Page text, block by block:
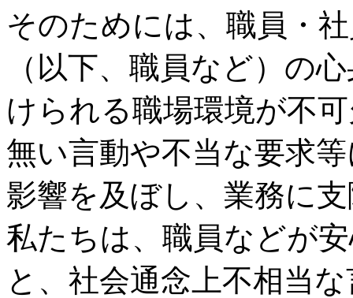
そのためには、職員・
（以下、職員など）の
けられる職場環境が不
無い言動や不当な要求
影響を及ぼし、業務に
私たちは、職員などが
と、社会通念上不相当